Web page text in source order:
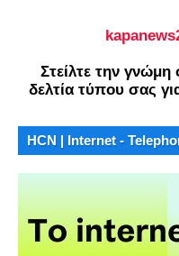
Στείλτε την
δελτία τύπου σας
HCN | Internet -